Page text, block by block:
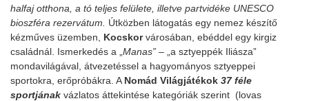
halfaj otthona, a tó teljes felülete, illetve partvidéke UNESCO
bioszféra rezervátum.
Útközben látogatás egy nemez készítő
kézműves üzemben, Kocskorvárosában, ebéddel egy kirgiz
családnál. Ismerkedés a „ Manas” – „a sztyeppék Iliásza”
mondavilágával, átvezetéssel a hagyományos sztyeppei
sportokra, erőpróbákra. A Nomád Világjátékok 37 féle
sportjának vázlatos áttekintése kategóriák szerint (lovas